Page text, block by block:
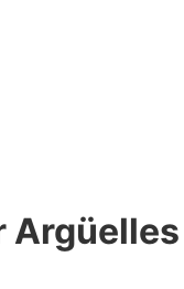
Argüelles​